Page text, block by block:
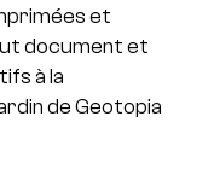
et
document et
à la
de Geotopia